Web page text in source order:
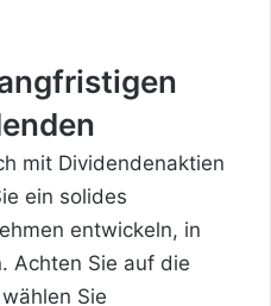
mit Dividendenaktien
ein solides
entwickeln, in
Achten Sie auf die
Sie